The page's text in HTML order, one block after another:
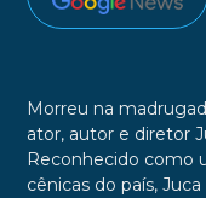
Morreu na
ator, autor e diretor
Reconhecido como
cênicas do país,